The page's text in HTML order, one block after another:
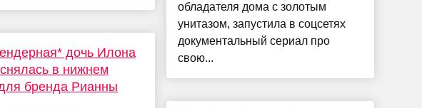
дочь Илона
в нижнем
бренда Рианны
обладателя дома с золотым
унитазом, запустила в соцсетях
документальный сериал про
свою...